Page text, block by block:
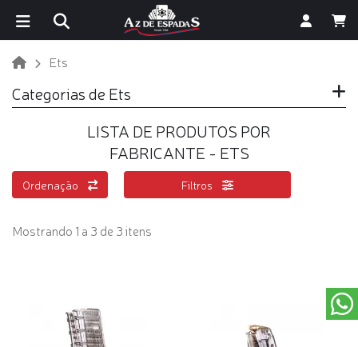
Ets
Categorias de Ets
LISTA DE PRODUTOS POR
FABRICANTE - ETS
Ordenação Filtros
Mostrando 1 a 3 de 3 itens